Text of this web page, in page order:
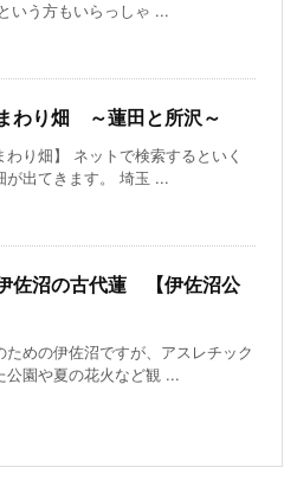
いう方もいらっしゃ ...
わり畑 ～蓮田と所沢～
わり畑】 ネットで検索するといく
が出てきます。 埼玉 ...
伊佐沼の古代蓮 【伊佐沼公
ための伊佐沼ですが、アスレチック
公園や夏の花火など観 ...